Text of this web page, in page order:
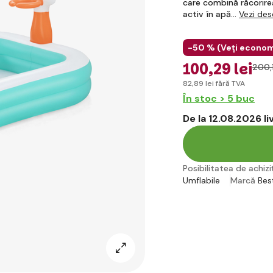
care combină
activ în apă… Vezi
-50 % (Veți
100,29 lei200
82,89 lei fără TVA
În stoc > 5 buc
De la 12.08.2026
Posibilitatea de
Umflabile
Marcă